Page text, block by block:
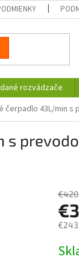
rozvádzače
čerpadlo 43L/min s
€420
cena: